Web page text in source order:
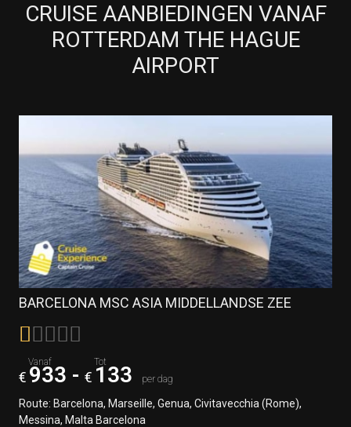
CRUISE AANBIEDINGEN VANAF
ROTTERDAM THE HAGUE
AIRPORT
BARCELONA MSC ASIA MIDDELLANDSE ZEE
933 - 133
Route: Barcelona, Marseille, Genua, Civitavecchia (Rome),
Messina, Malta Barcelona